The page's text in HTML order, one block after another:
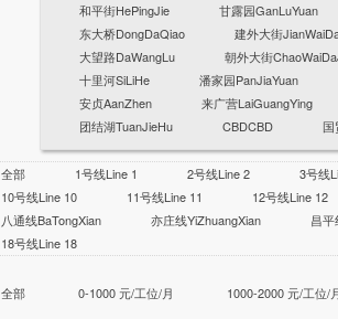
和平街HePingJie
甘露园GanLuYuan
东大桥DongDaQiao
建外大街
大望路DaWangLu
朝外大街
十里河SiLiHe
潘家园PanJiaYuan
安贞AanZhen
来广营LaiGuangYing
团结湖TuanJieHu
CBDCBD
全部 1号线Line 1 2号线Line 2
3号线
10号线Line 10
11号线Line 11
12号线Line 12
八通线BaTongXian
亦庄线YiZhuangXian
昌平
18号线Line 18
全部 0-1000 元/工位/月 1000-2000 元/工位/